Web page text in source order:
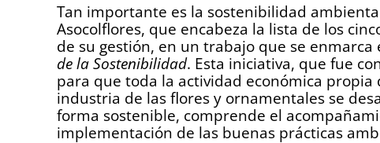
Tan importante es la sostenibilidad
Asocolflores, que encabeza la lista de los
de su gestión, en un trabajo que se enmarca
de la Sostenibilidad. Esta iniciativa, que fue
para que toda la actividad económica propia
industria de las flores y ornamentales se
forma sostenible, comprende el
implementación de las buenas prácticas